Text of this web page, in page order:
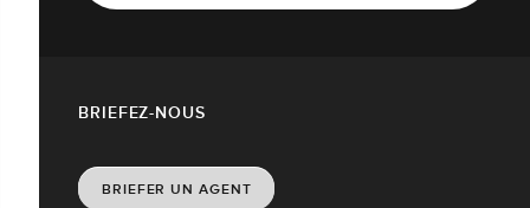
BRIEFEZ-NOUS
BRIEFER UN AGENT